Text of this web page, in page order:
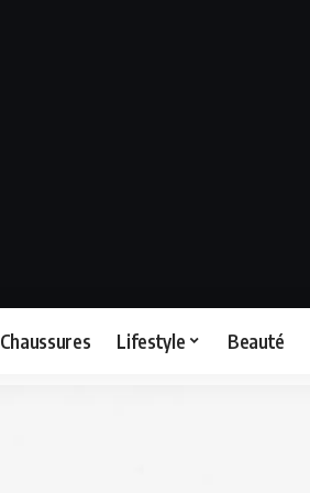
Chaussures Lifestyle Beauté